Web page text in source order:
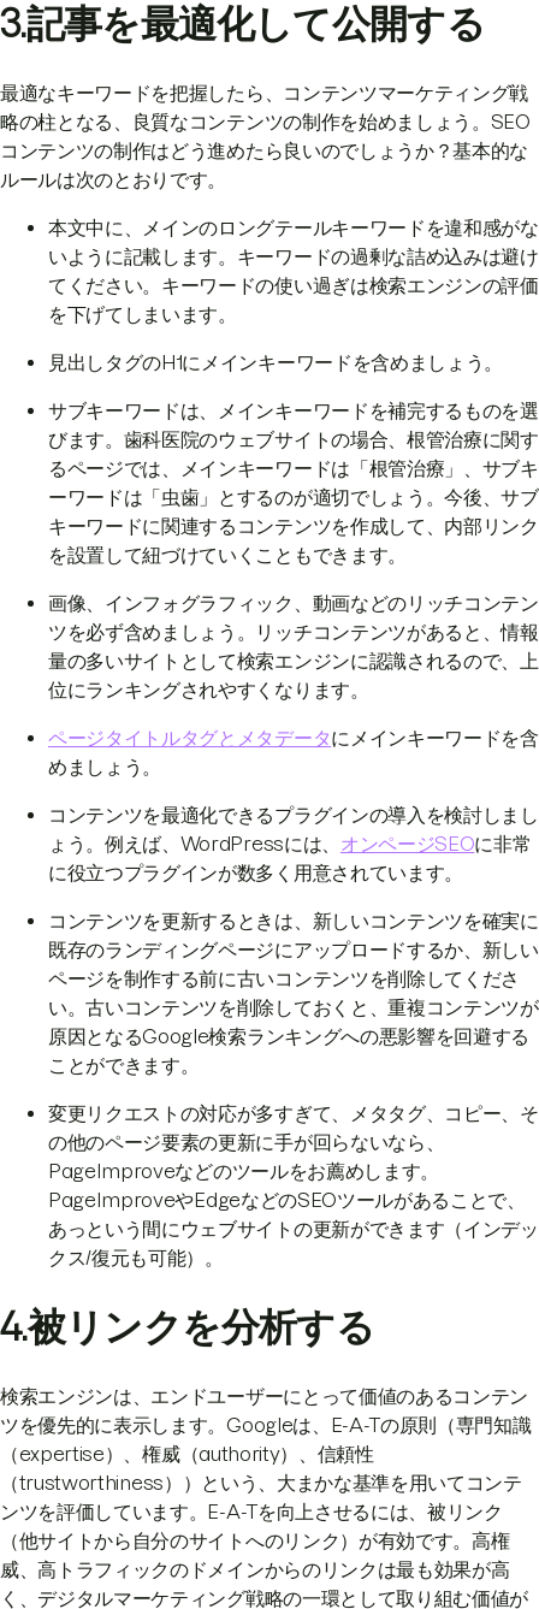
3.記事を最適化して公開する
最適なキーワードを把握したら、コンテンツマーケティング戦
略の柱となる、良質なコンテンツの制作を始めましょう。SEO
コンテンツの制作はどう進めたら良いのでしょうか？基本的な
ルールは次のとおりです。
本文中に、メインのロングテールキーワードを違和感がな
いように記載します。キーワードの過剰な詰め込みは避け
てください。キーワードの使い過ぎは検索エンジンの評価
を下げてしまいます。
見出しタグのH1にメインキーワードを含めましょう。
サブキーワードは、メインキーワードを補完するものを選
びます。歯科医院のウェブサイトの場合、根管治療に関す
るページでは、メインキーワードは「根管治療」、サブキ
ーワードは「虫歯」とするのが適切でしょう。今後、サブ
キーワードに関連するコンテンツを作成して、内部リンク
を設置して紐づけていくこともできます。
画像、インフォグラフィック、動画などのリッチコンテン
ツを必ず含めましょう。リッチコンテンツがあると、情報
量の多いサイトとして検索エンジンに認識されるので、上
位にランキングされやすくなります。
ページタイトルタグとメタデータにメインキーワードを含
めましょう。
コンテンツを最適化できるプラグインの導入を検討しまし
ょう。例えば、WordPressには、 オンページSEOに非常
に役立つプラグインが数多く用意されています。
コンテンツを更新するときは、新しいコンテンツを確実に
既存のランディングページにアップロードするか、新しい
ページを制作する前に古いコンテンツを削除してくださ
い。古いコンテンツを削除しておくと、重複コンテンツが
原因となるGoogle検索ランキングへの悪影響を回避する
ことができます。
変更リクエストの対応が多すぎて、メタタグ、コピー、そ
の他のページ要素の更新に手が回らないなら、
PageImproveなどのツールをお薦めします。
PageImproveやEdgeなどのSEOツールがあることで、
あっという間にウェブサイトの更新ができます（インデッ
クス/復元も可能）。
4.被リンクを分析する
検索エンジンは、エンドユーザーにとって価値のあるコンテン
ツを優先的に表示します。Googleは、E-A-Tの原則（専門知識
（expertise）、権威（authority）、信頼性
（trustworthiness））という、大まかな基準を用いてコンテ
ンツを評価しています。E-A-Tを向上させるには、被リンク
（他サイトから自分のサイトへのリンク）が有効です。高権
威、高トラフィックのドメインからのリンクは最も効果が高
く、デジタルマーケティング戦略の一環として取り組む価値が